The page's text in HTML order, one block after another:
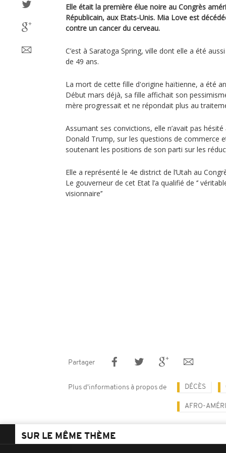
Elle était la première élue noire au Congrès
Républicain, aux Etats-Unis. Mia Love est
contre un cancer du cerveau.
C’est à Saratoga Spring, ville dont elle a été
de 49 ans.
La mort de cette fille d'origine haïtienne, a été
Début mars déjà, sa fille affichait son
mère progressait et ne répondait plus au
Assumant ses convictions, elle n’avait pas
Donald Trump, sur les questions de commerce
soutenant les positions de son parti sur les
Elle a représenté le 4e district de l’Utah au
Le gouverneur de cet Etat l’a qualifié de ‘’
visionnaire’’
Partager
Plus d'informations à propos de DÉCÈS
AFRO-
SUR LE MÊME THÈME